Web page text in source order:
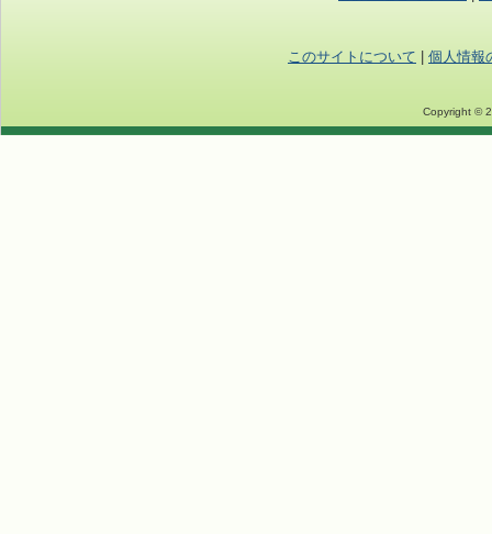
このサイトについて 個人情報
Copyright ©